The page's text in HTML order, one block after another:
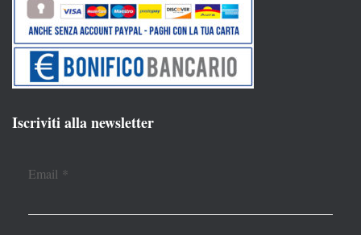
Iscriviti alla newsletter
Email *